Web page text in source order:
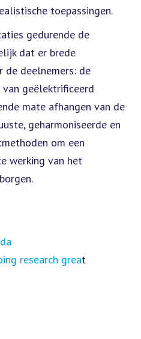
toepassingen.
gedurende de
dat er brede
de deelnemers: de
geëlektrificeerd
mate afhangen van de
geharmoniseerde en
om een
werking van het
research great